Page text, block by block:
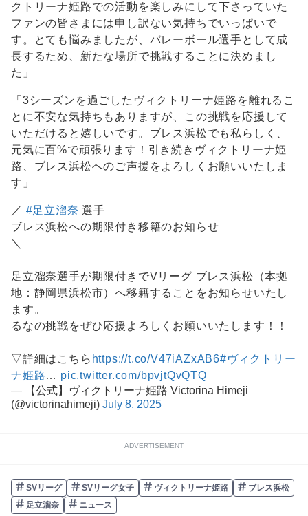
クトリーナ姫路での活動を楽しみにして下さっていた
ファンの皆さまには申し訳ない気持ちでいっぱいで
す。とても悩みましたが、バレーボール選手として成
長するため、新たな場所で挑戦することに決めまし
た」
「3シーズンを過ごしたヴィクトリーナ姫路を離れるこ
とに不安な気持ちもありますが、この挑戦を応援して
いただけると嬉しいです。ブレス浜松でも私らしく、
元気に百%で頑張ります！引き続きヴィクトリーナ姫
路、ブレス浜松へのご声援をよろしくお願いいたしま
す」
／ #足立溜奈 選手
ブレス浜松への期限付き移籍のお知らせ
＼
足立溜奈選手が期限付きでVリーグ ブレス浜松（本拠
地：静岡県浜松市）へ移籍することをお知らせいたし
ます。
るなの挑戦をぜひ応援よろしくお願いいたします！！
▽詳細はこちら https://t.co/V47iAZxAB6#ヴィクトリー
ナ姫路… pic.twitter.com/bpvjtQvQTQ
— 【公式】ヴィクトリーナ姫路 Victorina Himeji
(@victorinahimeji) July 8, 2025
ADVERTISEMENT
SVリーグ SVリーグ女子 ヴィクトリーナ姫路
ブレス浜松
足立溜奈
ニュース